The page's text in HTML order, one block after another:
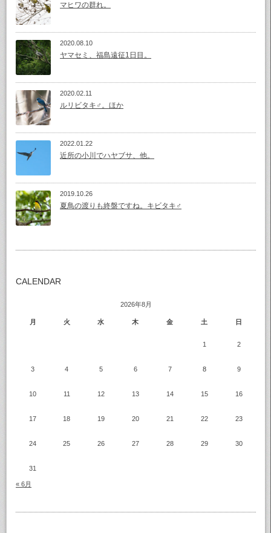
マヒワの群れ。
2020.08.10
ヤマセミ、福島遠征1日目。
2020.02.11
ルリビタキ♂。ほか
2022.01.22
近所の小川でハヤブサ、他。
2019.10.26
夏鳥の渡りも終盤ですね。キビタキ♂
CALENDAR
2026年8月
月 火 水 木 金 土 日
1 2
3 4 5 6 7 8 9
10 11 12 13 14 15 16
17 18 19 20 21 22 23
24 25 26 27 28 29 30
31
« 6月